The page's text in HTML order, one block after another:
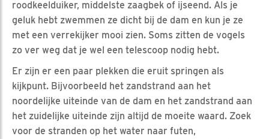
roodkeelduiker, middelste zaagbek of ijseend. Als je
geluk hebt zwemmen ze dicht bij de dam en kun je ze
met een verrekijker mooi zien. Soms zitten de vogels
zo ver weg dat je wel een telescoop nodig hebt.
Er zijn er een paar plekken die eruit springen als
kijkpunt. Bijvoorbeeld het zandstrand aan het
noordelijke uiteinde van de dam en het zandstrand aan
het zuidelijke uiteinde zijn altijd de moeite waard. Zoek
voor de stranden op het water naar futen,